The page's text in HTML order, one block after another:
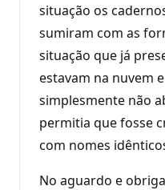
situação os
sumiram com as
situação que já
estavam na nuvem
simplesmente não
permitia que fosse
com nomes
No aguardo e